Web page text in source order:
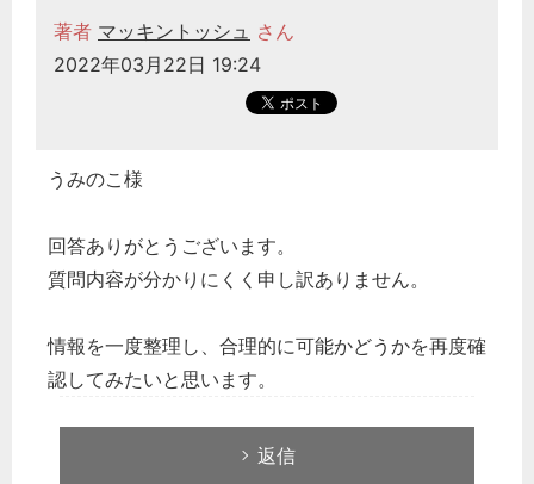
著者 マッキントッシュ さん
2022年03月22日 19:24
うみのこ様
回答ありがとうございます。
質問内容が分かりにくく申し訳ありません。
情報を一度整理し、合理的に可能かどうかを再度確
認してみたいと思います。
返信